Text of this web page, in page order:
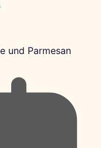
und Parmesan